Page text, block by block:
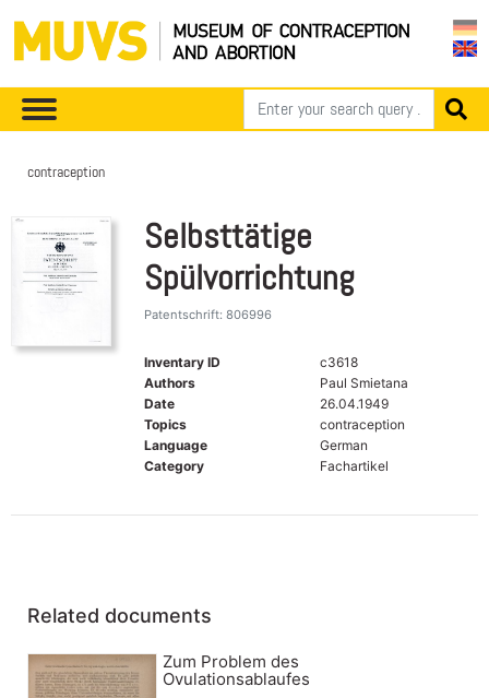
contraception
Selbsttätige
Spülvorrichtung
Patentschrift: 806996
Inventary ID
c3618
Authors
Paul Smietana
Date
26.04.1949
Topics
contraception
Language
German
Category
Fachartikel
Related documents
Zum Problem des
Ovulationsablaufes